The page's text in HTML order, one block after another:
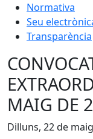
Normativa
Seu
Transparència
MAIG DE
Dilluns, 22 de